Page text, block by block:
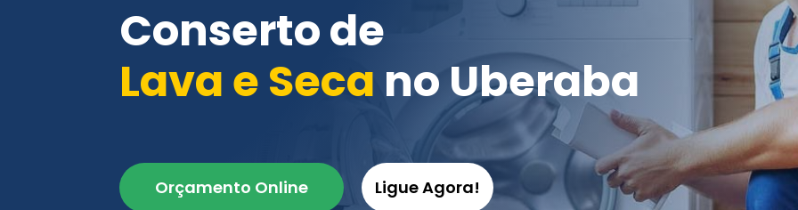
Conserto de
Lava e Seca no Uberaba
Orçamento Online Ligue Agora!